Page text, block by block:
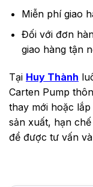
Miễn phí giao
Đối với đơn
giao hàng tận
Tại Huy Thành
Carten Pump
thay mới hoặc
sản xuất, hạn
để được tư vấn